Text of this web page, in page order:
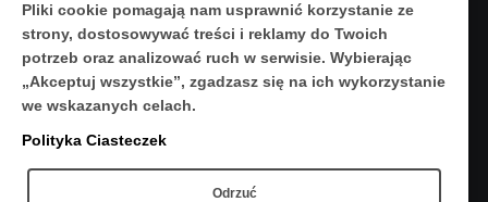
Moje konto
O Nas
Polityka prywatności
Regulamin
FAQ
OBSERWUJ NAS
Pliki cookie pomagają nam usprawnić korzystanie ze
strony, dostosowywać treści i reklamy do Twoich
potrzeb oraz analizować ruch w serwisie. Wybierając
„Akceptuj wszystkie”, zgadzasz się na ich wykorzystanie
we wskazanych celach.
Polityka Ciasteczek
Odrzuć